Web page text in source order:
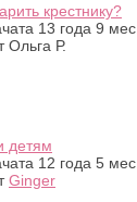
крестнику?
13 года 9 мес.
Ольга Р.
детям
12 года 5 мес.
Ginger